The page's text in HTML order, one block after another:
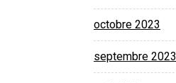
octobre 2023
septembre 2023